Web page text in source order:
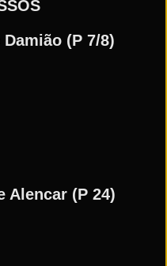
(P 7/8)
Alencar (P 24)